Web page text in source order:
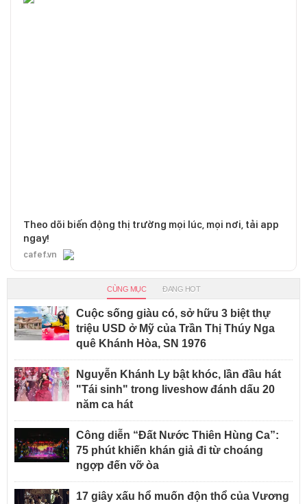
Theo dõi biến động thị trường mọi lúc, mọi nơi, tải app
ngay!
cafef.vn
CÙNG MỤC ĐANG HOT
Cuộc sống giàu có, sở hữu 3 biệt thự
triệu USD ở Mỹ của Trần Thị Thúy Nga
quê Khánh Hòa, SN 1976
Nguyễn Khánh Ly bật khóc, lần đầu hát
"Tái sinh" trong liveshow đánh dấu 20
năm ca hát
Công diễn “Đất Nước Thiên Hùng Ca”:
75 phút khiến khán giả đi từ choáng
ngợp đến vỡ òa
17 giây xấu hổ muốn độn thổ của Vương